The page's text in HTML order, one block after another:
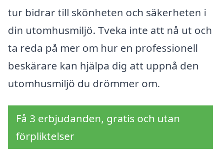
tur bidrar till skönheten och säkerheten i
din utomhusmiljö. Tveka inte att nå ut och
ta reda på mer om hur en professionell
beskärare kan hjälpa dig att uppnå den
utomhusmiljö du drömmer om.
Få 3 erbjudanden, gratis och utan
förpliktelser